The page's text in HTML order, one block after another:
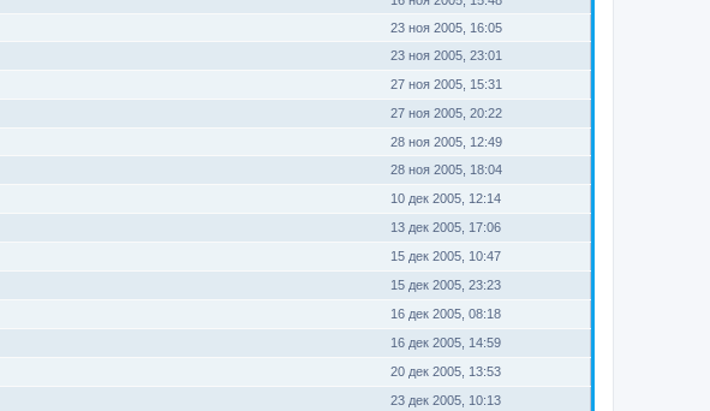
23 ноя 2005, 16:05
23 ноя 2005, 23:01
27 ноя 2005, 15:31
27 ноя 2005, 20:22
28 ноя 2005, 12:49
28 ноя 2005, 18:04
10 дек 2005, 12:14
13 дек 2005, 17:06
15 дек 2005, 10:47
15 дек 2005, 23:23
16 дек 2005, 08:18
16 дек 2005, 14:59
20 дек 2005, 13:53
23 дек 2005, 10:13